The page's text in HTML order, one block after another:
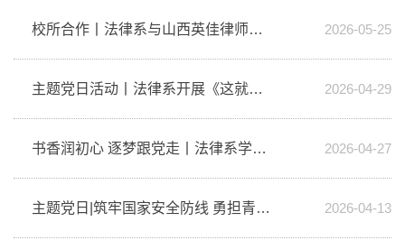
校所合作丨法律系与山西英佳律师事务所举办助考奖学金颁发暨共建交流活动 2026-05-25
主题党日活动丨法律系开展《这就是青春》主题观影活动 2026-04-29
书香润初心 逐梦跟党走丨法律系学生党支部开展入党积极分子读书分享会 2026-04-27
主题党日|筑牢国家安全防线 勇担青年使命担当 2026-04-13